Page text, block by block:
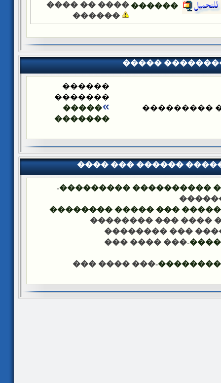
���� �� ����
������
������
�����
�����
������
�������
�����
�������
���� ��� ������
�������� �� ���
-
���
���� ����� �������� ���
-��� ���� ���
-��� ���� ���
-��� ���� ���
������
-��� ���� ���